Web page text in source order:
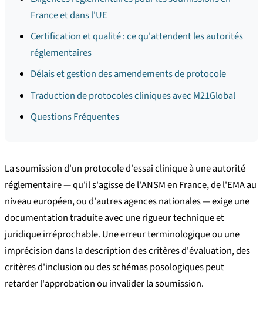
France et dans l'UE
Certification et qualité : ce qu'attendent les autorités
réglementaires
Délais et gestion des amendements de protocole
Traduction de protocoles cliniques avec M21Global
Questions Fréquentes
La soumission d'un protocole d'essai clinique à une autorité
réglementaire — qu'il s'agisse de l'ANSM en France, de l'EMA au
niveau européen, ou d'autres agences nationales — exige une
documentation traduite avec une rigueur technique et
juridique irréprochable. Une erreur terminologique ou une
imprécision dans la description des critères d'évaluation, des
critères d'inclusion ou des schémas posologiques peut
retarder l'approbation ou invalider la soumission.